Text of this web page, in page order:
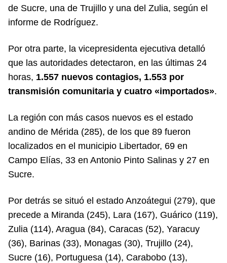
de Sucre, una de Trujillo y una del Zulia, según el
informe de Rodríguez.
Por otra parte, la vicepresidenta ejecutiva detalló
que las autoridades detectaron, en las últimas 24
horas, 1.557 nuevos contagios, 1.553 por
transmisión comunitaria y cuatro «importados».
La región con más casos nuevos es el estado
andino de Mérida (285), de los que 89 fueron
localizados en el municipio Libertador, 69 en
Campo Elías, 33 en Antonio Pinto Salinas y 27 en
Sucre.
Por detrás se situó el estado Anzoátegui (279), que
precede a Miranda (245), Lara (167), Guárico (119),
Zulia (114), Aragua (84), Caracas (52), Yaracuy
(36), Barinas (33), Monagas (30), Trujillo (24),
Sucre (16), Portuguesa (14), Carabobo (13),